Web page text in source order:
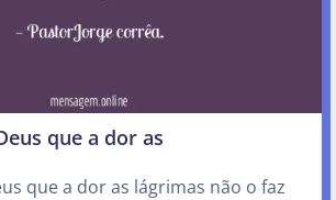
que a dor as
que a dor as lágrimas não o faz